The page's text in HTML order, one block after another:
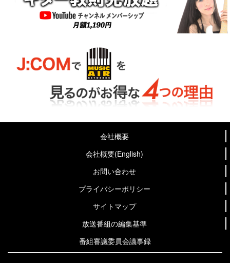
会社概要
会社概要(English)
お問い合わせ
プライバシーポリシー
サイトマップ
放送番組の編集基準
番組審議委員会議事録